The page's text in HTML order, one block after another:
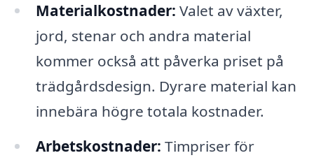
Materialkostnader: Valet av växter,
jord, stenar och andra material
kommer också att påverka priset på
trädgårdsdesign. Dyrare material kan
innebära högre totala kostnader.
Arbetskostnader: Timpriser för